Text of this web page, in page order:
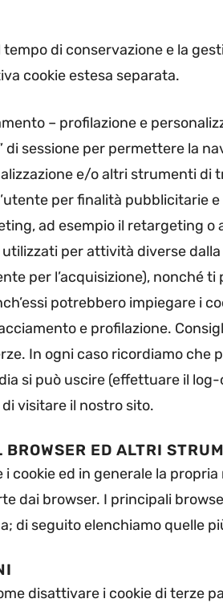
di conservazione e la
cookie estesa separata.
– profilazione e
di sessione per permettere la
e/o altri strumenti di
per finalità pubblicitarie
ad esempio il retargeting o
per attività diverse
per l’acquisizione), nonché
potrebbero impiegare i
e profilazione.
In ogni caso ricordiamo che
si può uscire (effettuare il
visitare il nostro sito.
ED ALTRI
cookie ed in generale la
dai browser. I principali
di seguito elenchiamo quelle
disattivare i cookie di terze